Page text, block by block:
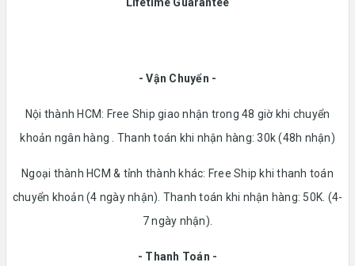
- Vận Chuyển -
Nội thành HCM: Free Ship giao nhận trong 48 giờ khi chuyển
khoản ngân hàng . Thanh toán khi nhận hàng: 30k (48h nhận)
Ngoại thành HCM & tỉnh thành khác: Free Ship khi thanh toán
chuyển khoản (4 ngày nhận). Thanh toán khi nhận hàng: 50K. (4-
7 ngày nhận).
- Thanh Toán -